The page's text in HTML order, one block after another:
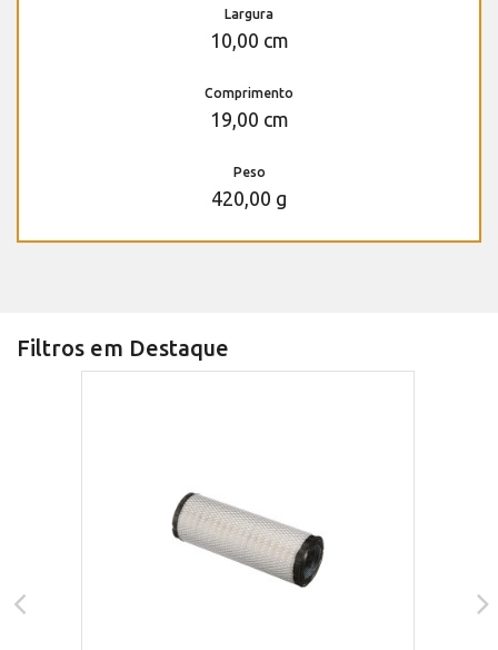
Largura
10,00 cm
Comprimento
19,00 cm
Peso
420,00 g
Filtros em Destaque